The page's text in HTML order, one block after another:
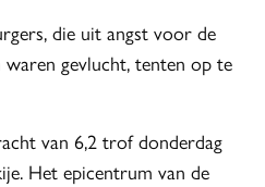
die uit angst voor de
gevlucht, tenten op te
van 6,2 trof donderdag
Het epicentrum van de